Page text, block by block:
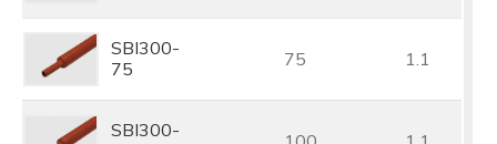
SBI300-
75
75 1.1
SBI300-